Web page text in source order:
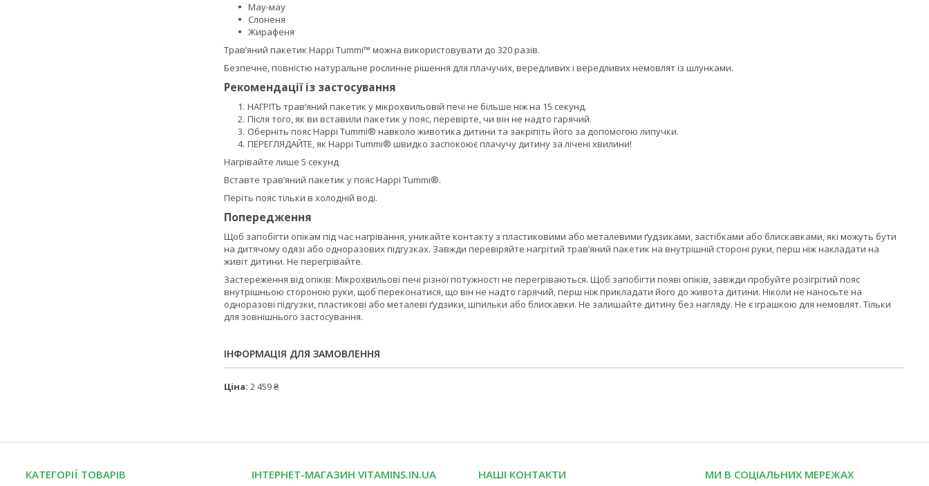
Мау-мау
Слоненя
Жирафеня
Трав’яний пакетик Happi Tummi™ можна використовувати до 320 разів.
Безпечне, повністю натуральне рослинне рішення для плачучих, вередливих і вередливих немовлят із шлунками.
Рекомендації із застосування
НАГРІТЬ трав’яний пакетик у мікрохвильовій печі не більше ніж на 15 секунд.
Після того, як ви вставили пакетик у пояс, перевірте, чи він не надто гарячий.
Оберніть пояс Happi Tummi® навколо животика дитини та закріпіть його за допомогою липучки.
ПЕРЕГЛЯДАЙТЕ, як Happi Tummi® швидко заспокоює плачучу дитину за лічені хвилини!
Нагрівайте лише 5 секунд
Вставте трав’яний пакетик у пояс Happi Tummi®.
Періть пояс тільки в холодній воді.
Попередження
Щоб запобігти опікам під час нагрівання, уникайте контакту з пластиковими або металевими ґудзиками, застібками або блискавками, які можуть бути
на дитячому одязі або одноразових підгузках. Завжди перевіряйте нагрітий трав’яний пакетик на внутрішній стороні руки, перш ніж накладати на
живіт дитини. Не перегрівайте.
Застереження від опіків: Мікрохвильові печі різної потужності не перегріваються. Щоб запобігти появі опіків, завжди пробуйте розігрітий пояс
внутрішньою стороною руки, щоб переконатися, що він не надто гарячий, перш ніж прикладати його до живота дитини. Ніколи не наносьте на
одноразові підгузки, пластикові або металеві ґудзики, шпильки або блискавки. Не залишайте дитину без нагляду. Не є іграшкою для немовлят. Тільки
для зовнішнього застосування.
ІНФОРМАЦІЯ ДЛЯ ЗАМОВЛЕННЯ
Ціна: 2 459 ₴
КАТЕГОРІЇ ТОВАРІВ ІНТЕРНЕТ-МАГАЗИН VITAMINS.IN.UA НАШІ КОНТАКТИ МИ В СОЦІАЛЬНИХ МЕРЕЖАХ